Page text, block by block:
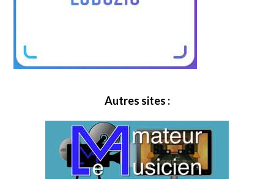
Autres sites :